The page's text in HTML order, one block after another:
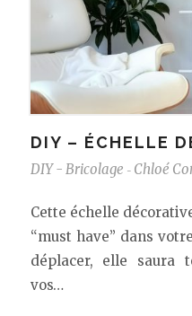
DIY – ÉCHELLE
DIY - Bricolage - Chloé
Cette échelle
“must have” dans
déplacer, elle saura
vos…